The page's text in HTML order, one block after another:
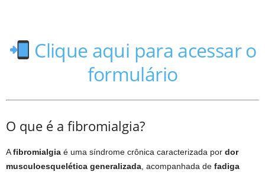
Clique aqui para acessar o
formulário
O que é a fibromialgia?
Afibromialgia é uma síndrome crônica caracterizada por dor
musculoesquelética generalizada, acompanhada de fadiga